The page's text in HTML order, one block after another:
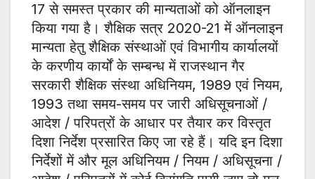
17 से समस्त प्रकार की मान्यताओं को ऑनलाइन
किया गया है। शैक्षिक सत्र 2020-21 में ऑनलाइन
मान्यता हेतु शैक्षिक संस्थाओं एवं विभागीय कार्यालयों
के करणीय कार्यों के सम्बन्ध में राजस्थान गैर
सरकारी शैक्षिक संस्था अधिनियम, 1989 एवं नियम,
1993 तथा समय-समय पर जारी अधिसूचनाओं /
आदेश / परिपत्रों के आधार पर तैयार कर विस्तृत
दिशा निर्देश प्रसारित किए जा रहे हैं। यदि इन दिशा
निर्देशों में और मूल अधिनियम / नियम / अधिसूचना /